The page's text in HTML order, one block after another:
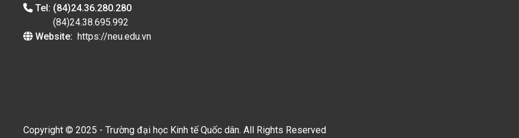
Tel: (84)24.36.280.280
(84)24.38.695.992
Website: https://neu.edu.vn
Copyright © 2025 - Trường đại học Kinh tế Quốc dân. All Rights Reserved